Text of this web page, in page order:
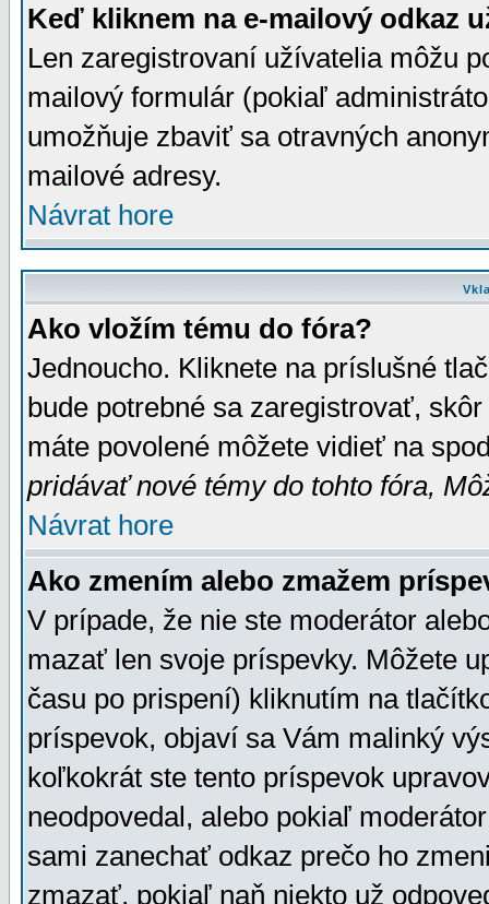
Keď kliknem na e-mailový odkaz
Len zaregistrovaní užívatelia môžu
mailový formulár (pokiaľ
umožňuje zbaviť sa otravných
mailové adresy.
Návrat hore
Ako vložím tému do fóra?
Jednoucho. Kliknete na príslušné
bude potrebné sa zaregistrovať,
máte povolené môžete vidieť na
pridávať nové témy do tohto fóra,
Návrat hore
Ako zmením alebo zmažem
V prípade, že nie ste moderátor
mazať len svoje príspevky. Môžete
času po prispení) kliknutím na
príspevok, objaví sa Vám malinký
koľkokrát ste tento príspevok
neodpovedal, alebo pokiaľ
sami zanechať odkaz prečo ho
zmazať, pokiaľ naň niekto už